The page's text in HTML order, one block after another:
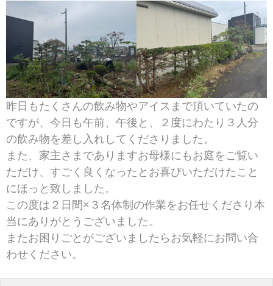
昨日もたくさんの飲み物やアイスまで頂いていたの
ですが、今日も午前、午後と、２度にわたり３人分
の飲み物を差し入れしてくださりました。
また、家主さまでありますお母様にもお庭をご覧い
ただけ、すごく良くなったとお喜びいただけたこと
にほっと致しました。
この度は２日間×３名体制の作業をお任せくださり本
当にありがとうございました。
またお困りごとがございましたらお気軽にお問い合
わせください。